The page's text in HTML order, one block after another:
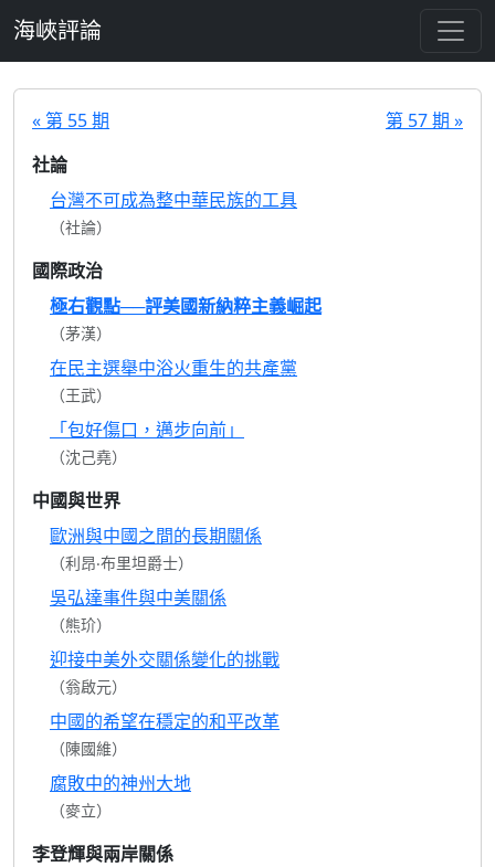
海峽評論
« 第 55 期
第 57 期 »
社論
台灣不可成為整中華民族的工具
（社論）
國際政治
極右觀點──評美國新納粹主義崛起
（茅漢）
在民主選舉中浴火重生的共產黨
（王武）
「包好傷口，邁步向前」
（沈己堯）
中國與世界
歐洲與中國之間的長期關係
（利昂‧布里坦爵士）
吳弘達事件與中美關係
（熊玠）
迎接中美外交關係變化的挑戰
（翁啟元）
中國的希望在穩定的和平改革
（陳國維）
腐敗中的神州大地
（麥立）
李登輝與兩岸關係